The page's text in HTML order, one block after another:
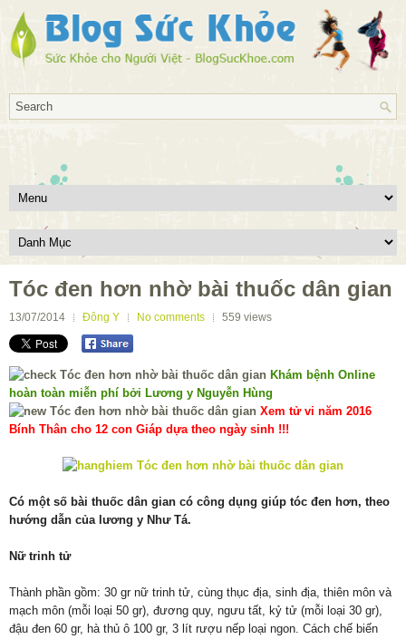
Tóc đen hơn nhờ bài thuốc dân gian
13/07/2014 Đông Y No comments 559 views
Khám bệnh Online
hoàn toàn miễn phí bởi Lương y Nguyễn Hùng
Xem tử vi năm 2016
Bính Thân cho 12 con Giáp dựa theo ngày sinh !!!
Có một số bài thuốc dân gian có công dụng giúp tóc đen hơn, theo
hướng dẫn của lương y Như Tá.
Nữ trinh tử
Thành phần gồm: 30 gr nữ trinh tử, cùng thục địa, sinh địa, thiên môn và
mạch môn (mỗi loại 50 gr), đương quy, ngưu tất, kỷ tử (mỗi loại 30 gr),
đậu đen 60 gr, hà thủ ô 100 gr, 3 lít rượu nếp loại ngon. Cách chế biến